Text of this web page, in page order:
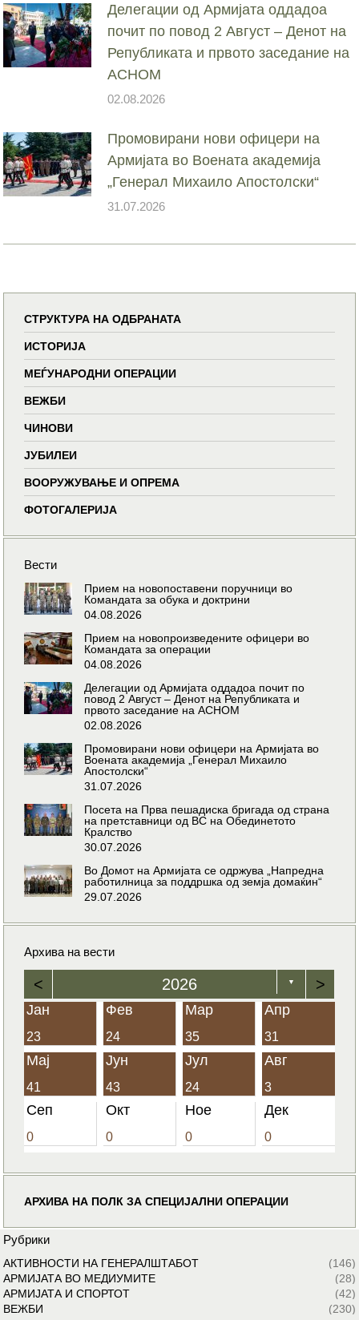
Делегации од Армијата оддадоа
почит по повод 2 Август – Денот на
Републиката и првото заседание на
АСНОМ
02.08.2026
Промовирани нови офицери на
Армијата во Воената академија
„Генерал Михаило Апостолски“
31.07.2026
СТРУКТУРА НА ОДБРАНАТА
ИСТОРИЈА
МЕЃУНАРОДНИ ОПЕРАЦИИ
ВЕЖБИ
ЧИНОВИ
ЈУБИЛЕИ
ВООРУЖУВАЊЕ И ОПРЕМА
ФОТОГАЛЕРИЈА
Вести
Прием на новопоставени поручници во
Командата за обука и доктрини
04.08.2026
Прием на новопроизведените офицери во
Командата за операции
04.08.2026
Делегации од Армијата оддадоа почит по
повод 2 Август – Денот на Републиката и
првото заседание на АСНОМ
02.08.2026
Промовирани нови офицери на Армијата во
Воената академија „Генерал Михаило
Апостолски“
31.07.2026
Посета на Прва пешадиска бригада од страна
на претставници од ВС на Обединетото
Кралство
30.07.2026
Во Домот на Армијата се одржува „Напредна
работилница за поддршка од земја домаќин“
29.07.2026
Архива на вести
< 2026 ▼ >
Јан
23
Фев
24
Мар
35
Апр
31
Мај
41
Јун
43
Јул
24
Авг
3
Сеп
0
Окт
0
Ное
0
Дек
0
АРХИВА НА ПОЛК ЗА СПЕЦИЈАЛНИ ОПЕРАЦИИ
Рубрики
АКТИВНОСТИ НА ГЕНЕРАЛШТАБОТ
(146)
АРМИЈАТА ВО МЕДИУМИТЕ
(28)
АРМИЈАТА И СПОРТОТ
(42)
ВЕЖБИ
(230)